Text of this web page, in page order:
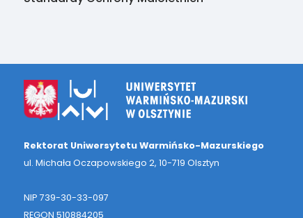
Rektorat Uniwersytetu Warmińsko-Mazurskiego
ul. Michała Oczapowskiego 2, 10-719 Olsztyn
NIP 739-30-33-097
REGON 510884205